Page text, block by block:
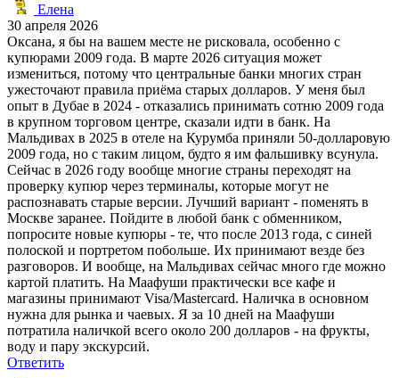
Елена
30 апреля 2026
Оксана, я бы на вашем месте не рисковала, особенно с
купюрами 2009 года. В марте 2026 ситуация может
измениться, потому что центральные банки многих стран
ужесточают правила приёма старых долларов. У меня был
опыт в Дубае в 2024 - отказались принимать сотню 2009 года
в крупном торговом центре, сказали идти в банк. На
Мальдивах в 2025 в отеле на Курумба приняли 50-долларовую
2009 года, но с таким лицом, будто я им фальшивку всунула.
Сейчас в 2026 году вообще многие страны переходят на
проверку купюр через терминалы, которые могут не
распознавать старые версии. Лучший вариант - поменять в
Москве заранее. Пойдите в любой банк с обменником,
попросите новые купюры - те, что после 2013 года, с синей
полоской и портретом побольше. Их принимают везде без
разговоров. И вообще, на Мальдивах сейчас много где можно
картой платить. На Маафуши практически все кафе и
магазины принимают Visa/Mastercard. Наличка в основном
нужна для рынка и чаевых. Я за 10 дней на Маафуши
потратила наличкой всего около 200 долларов - на фрукты,
воду и пару экскурсий.
Ответить